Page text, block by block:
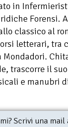
in
Forensi.
classico al
letterari, tra
Mondadori.
trascorre il
e manubri
Scrivi una